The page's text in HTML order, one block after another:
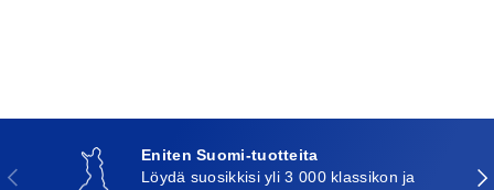
Edellinen
Eniten Suomi-tuotteita
Löydä suosikkisi yli 3 000 klassikon ja